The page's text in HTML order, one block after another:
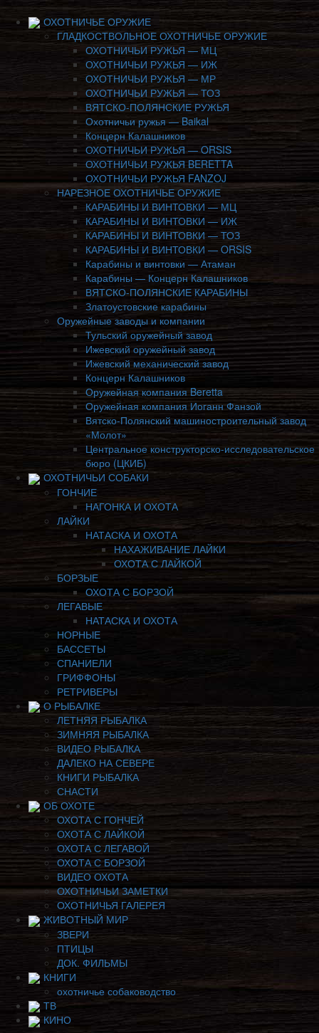
ОХОТНИЧЬЕ ОРУЖИЕ
ГЛАДКОСТВОЛЬНОЕ ОХОТНИЧЬЕ ОРУЖИЕ
ОХОТНИЧЬИ РУЖЬЯ — МЦ
ОХОТНИЧЬИ РУЖЬЯ — ИЖ
ОХОТНИЧЬИ РУЖЬЯ — МР
ОХОТНИЧЬИ РУЖЬЯ — ТОЗ
ВЯТСКО-ПОЛЯНСКИЕ РУЖЬЯ
Охотничьи ружья — Baikal
Концерн Калашников
ОХОТНИЧЬИ РУЖЬЯ — ORSIS
ОХОТНИЧЬИ РУЖЬЯ BERETTA
ОХОТНИЧЬИ РУЖЬЯ FANZOJ
НАРЕЗНОЕ ОХОТНИЧЬЕ ОРУЖИЕ
КАРАБИНЫ И ВИНТОВКИ — МЦ
КАРАБИНЫ И ВИНТОВКИ — ИЖ
КАРАБИНЫ И ВИНТОВКИ — ТОЗ
КАРАБИНЫ И ВИНТОВКИ — ORSIS
Карабины и винтовки — Атаман
Карабины — Концерн Калашников
ВЯТСКО-ПОЛЯНСКИЕ КАРАБИНЫ
Златоустовские карабины
Оружейные заводы и компании
Тульский оружейный завод
Ижевский оружейный завод
Ижевский механический завод
Концерн Калашников
Оружейная компания Beretta
Оружейная компания Иоганн Фанзой
Вятско-Полянский машиностроительный завод
«Молот»
Центральное конструкторско-исследовательское
бюро (ЦКИБ)
ОХОТНИЧЬИ СОБАКИ
ГОНЧИЕ
НАГОНКА И ОХОТА
ЛАЙКИ
НАТАСКА И ОХОТА
НАХАЖИВАНИЕ ЛАЙКИ
ОХОТА С ЛАЙКОЙ
БОРЗЫЕ
ОХОТА С БОРЗОЙ
ЛЕГАВЫЕ
НАТАСКА И ОХОТА
НОРНЫЕ
БАССЕТЫ
СПАНИЕЛИ
ГРИФФОНЫ
РЕТРИВЕРЫ
О РЫБАЛКЕ
ЛЕТНЯЯ РЫБАЛКА
ЗИМНЯЯ РЫБАЛКА
ВИДЕО РЫБАЛКА
ДАЛЕКО НА СЕВЕРЕ
КНИГИ РЫБАЛКА
СНАСТИ
ОБ ОХОТЕ
ОХОТА С ГОНЧЕЙ
ОХОТА С ЛАЙКОЙ
ОХОТА С ЛЕГАВОЙ
ОХОТА С БОРЗОЙ
ВИДЕО ОХОТА
ОХОТНИЧЬИ ЗАМЕТКИ
ОХОТНИЧЬЯ ГАЛЕРЕЯ
ЖИВОТНЫЙ МИР
ЗВЕРИ
ПТИЦЫ
ДОК. ФИЛЬМЫ
КНИГИ
охотничье собаководство
ТВ
КИНО